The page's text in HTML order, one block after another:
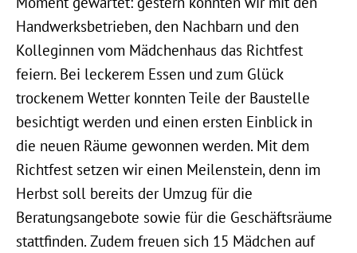
Handwerksbetrieben, den Nachbarn und den
Kolleginnen vom Mädchenhaus das Richtfest
feiern. Bei leckerem Essen und zum Glück
trockenem Wetter konnten Teile der Baustelle
besichtigt werden und einen ersten Einblick in
die neuen Räume gewonnen werden. Mit dem
Richtfest setzen wir einen Meilenstein, denn im
Herbst soll bereits der Umzug für die
Beratungsangebote sowie für die Geschäftsräume
stattfinden. Zudem freuen sich 15 Mädchen auf